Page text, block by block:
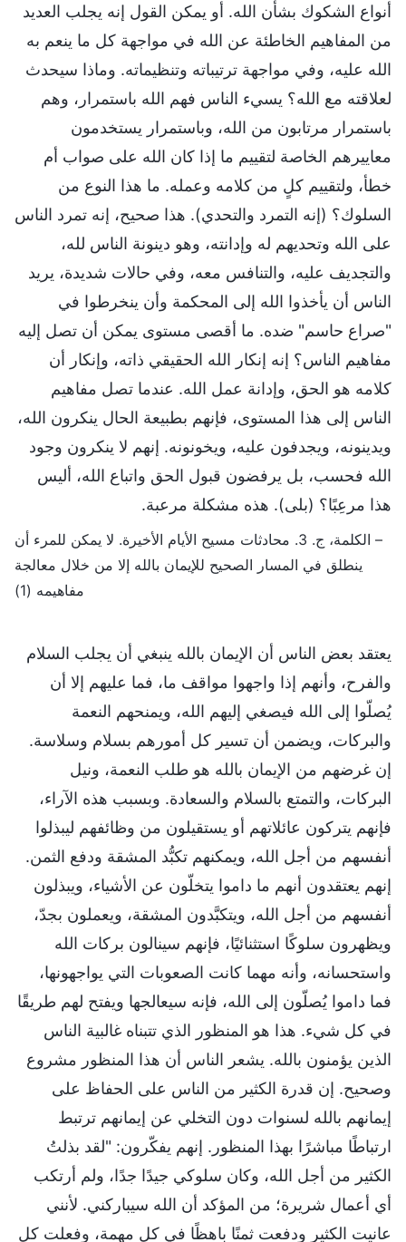
أنواع الشكوك بشأن الله. أو يمكن القول إنه يجلب العديد
من المفاهيم الخاطئة عن الله في مواجهة كل ما ينعم به
الله عليه، وفي مواجهة ترتيباته وتنظيماته. وماذا سيحدث
لعلاقته مع الله؟ يسيء الناس فهم الله باستمرار، وهم
باستمرار مرتابون من الله، وباستمرار يستخدمون
معاييرهم الخاصة لتقييم ما إذا كان الله على صواب أم
خطأ، ولتقييم كلٍ من كلامه وعمله. ما هذا النوع من
السلوك؟ (إنه التمرد والتحدي). هذا صحيح، إنه تمرد الناس
على الله وتحديهم له وإدانته، وهو دينونة الناس لله،
والتجديف عليه، والتنافس معه، وفي حالات شديدة، يريد
الناس أن يأخذوا الله إلى المحكمة وأن ينخرطوا في
"صراع حاسم" ضده. ما أقصى مستوى يمكن أن تصل إليه
مفاهيم الناس؟ إنه إنكار الله الحقيقي ذاته، وإنكار أن
كلامه هو الحق، وإدانة عمل الله. عندما تصل مفاهيم
الناس إلى هذا المستوى، فإنهم بطبيعة الحال ينكرون الله،
ويدينونه، ويجدفون عليه، ويخونونه. إنهم لا ينكرون وجود
الله فحسب، بل يرفضون قبول الحق واتباع الله، أليس
هذا مرعِبًا؟ (بلى). هذه مشكلة مرعبة.
– الكلمة، ج. 3. محادثات مسيح الأيام الأخيرة. لا يمكن للمرء أن
ينطلق في المسار الصحيح للإيمان بالله إلا من خلال معالجة
مفاهيمه (1)
يعتقد بعض الناس أن الإيمان بالله ينبغي أن يجلب السلام
والفرح، وأنهم إذا واجهوا مواقف ما، فما عليهم إلا أن
يُصلّوا إلى الله فيصغي إليهم الله، ويمنحهم النعمة
والبركات، ويضمن أن تسير كل أمورهم بسلام وسلاسة.
إن غرضهم من الإيمان بالله هو طلب النعمة، ونيل
البركات، والتمتع بالسلام والسعادة. وبسبب هذه الآراء،
فإنهم يتركون عائلاتهم أو يستقيلون من وظائفهم ليبذلوا
أنفسهم من أجل الله، ويمكنهم تكبُّد المشقة ودفع الثمن.
إنهم يعتقدون أنهم ما داموا يتخلّون عن الأشياء، ويبذلون
أنفسهم من أجل الله، ويتكبَّدون المشقة، ويعملون بجدّ،
ويظهرون سلوكًا استثنائيًا، فإنهم سينالون بركات الله
واستحسانه، وأنه مهما كانت الصعوبات التي يواجهونها،
فما داموا يُصلّون إلى الله، فإنه سيعالجها ويفتح لهم طريقًا
في كل شيء. هذا هو المنظور الذي تتبناه غالبية الناس
الذين يؤمنون بالله. يشعر الناس أن هذا المنظور مشروع
وصحيح. إن قدرة الكثير من الناس على الحفاظ على
إيمانهم بالله لسنوات دون التخلي عن إيمانهم ترتبط
ارتباطًا مباشرًا بهذا المنظور. إنهم يفكّرون: "لقد بذلتُ
الكثير من أجل الله، وكان سلوكي جيدًا جدًا، ولم أرتكب
أي أعمال شريرة؛ من المؤكد أن الله سيباركني. لأنني
عانيت الكثير ودفعت ثمنًا باهظًا في كل مهمة، وفعلت كل